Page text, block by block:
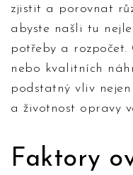
zjistit a porovnat
abyste našli tu
potřeby a
nebo kvalitních
podstatný vliv
a životnost opravy
Faktory